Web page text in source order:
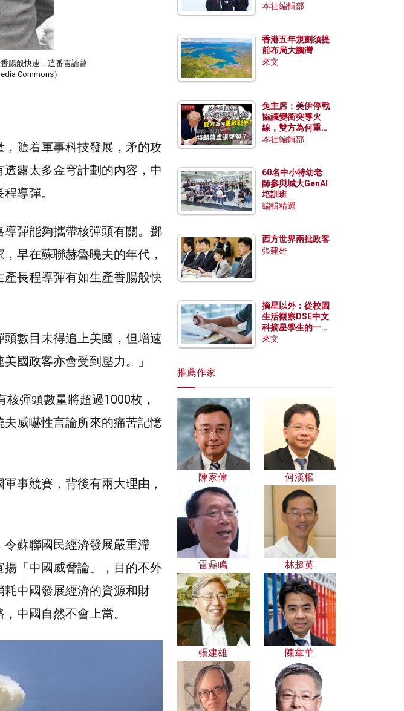
腸般快速，這番言論曾
Commons）
隨着軍事科技發展，矛的攻
露太多金穹計劃的內容，中
導彈。
彈能夠攜帶核彈頭有關。鄧
早在蘇聯赫魯曉夫的年代，
長程導彈有如生產香腸般快
數目未得追上美國，但增速
國政客亦會受到壓力。」
彈頭數量將超過1000枚，
威嚇性言論所來的痛苦記憶
事競賽，背後有兩大理由，
蘇聯國民經濟發展嚴重滯
「中國威脅論」，目的不外
中國發展經濟的資源和財
中國自然不會上當。
本社編輯部
香港五年規劃須提
前布局大鵬灣
來文
兔主席：美伊停戰
協議變衝突導火
線，雙方為何重啟
戰爭？伊朗一早洞
本社編輯部
60名中小特幼老
師參與城大GenAI
培訓班
編輯精選
西方世界兩批政客
張建雄
摘星以外：從校園
生活觀察DSE中文
科摘星學生的一點
特質
來文
推薦作家
陳家偉 何漢權
雷鼎鳴 林超英
張建雄 陳章華